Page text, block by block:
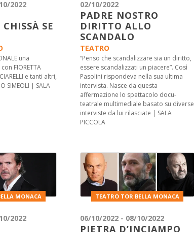
2022
SE
una
FIORETTA
e tanti altri,
SIMEOLI | SALA
02/10/2022
PADRE NOSTRO
DIRITTO ALLO
SCANDALO
TEATRO
“Penso che scandalizzare sia un diritto,
essere scandalizzati un piacere”. Così
Pasolini rispondeva nella sua ultima
intervista. Nasce da questa
affermazione lo spettacolo docu-
teatrale multimediale basato su diverse
interviste da lui rilasciate | SALA
PICCOLA
MONACA
2022
TEATRO TOR BELLA MONACA
06/10/2022 - 08/10/2022
PIETRA D’INCIAMPO